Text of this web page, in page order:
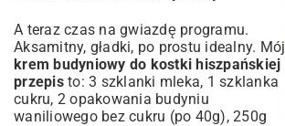
A teraz czas na gwiazdę programu.
Aksamitny, gładki, po prostu idealny. Mój
krem budyniowy do kostki hiszpańskiej
przepisto: 3 szklanki mleka, 1 szklanka
cukru, 2 opakowania budyniu
waniliowego bez cukru (po 40g), 250g